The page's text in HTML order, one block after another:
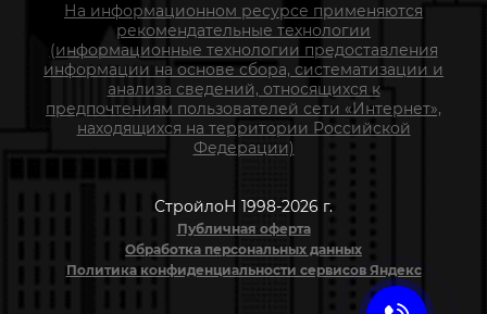
На информационном ресурсе применяются
рекомендательные технологии
(информационные технологии предоставления
информации на основе сбора, систематизации и
анализа сведений, относящихся к
предпочтениям пользователей сети «Интернет»,
находящихся на территории Российской
Федерации)
СтройлоН 1998-2026 г.
Публичная оферта
Обработка персональных данных
Политика конфиденциальности сервисов Яндекс